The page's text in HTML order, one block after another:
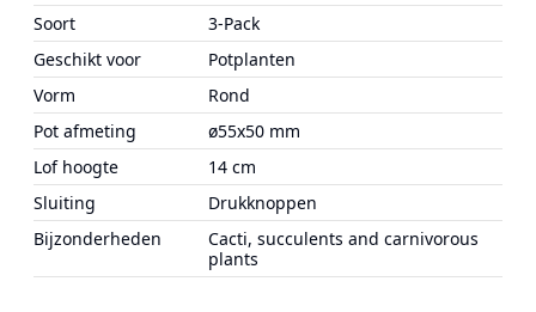
Soort
3-Pack
Geschikt voor
Potplanten
Vorm
Rond
Pot afmeting
ø55x50 mm
Lof hoogte
14 cm
Sluiting
Drukknoppen
Bijzonderheden
Cacti, succulents and carnivorous
plants